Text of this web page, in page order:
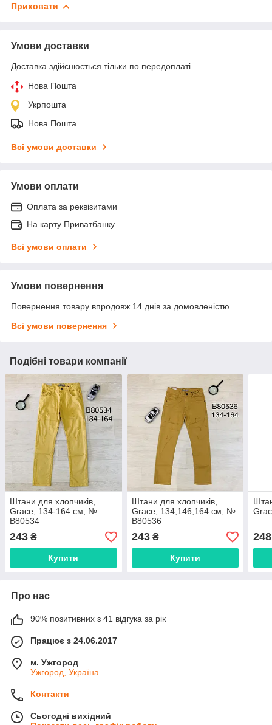
Приховати
Умови доставки
Доставка здійснюється тільки по передоплаті.
Нова Пошта
Укрпошта
Нова Пошта
Всі умови доставки
Умови оплати
Оплата за реквізитами
На карту Приватбанку
Всі умови оплати
Умови повернення
Повернення товару впродовж 14 днів за домовленістю
Всі умови повернення
Подібні товари компанії
Штани для хлопчиків,
Grace, 134-164 см, №
B80534
243 ₴
Купити
Штани для хлопчиків,
Grace, 134,146,164 см, №
B80536
243₴
Купити
248
Про нас
90% позитивних з 41 відгука за рік
Працює з 24.06.2017
м. Ужгород
Ужгород, Україна
Контакти
Сьогодні вихідний